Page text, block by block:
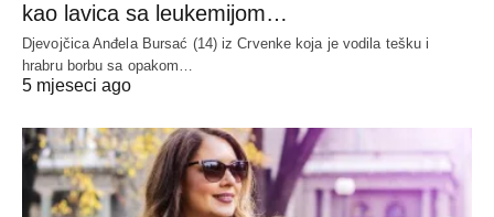
kao lavica sa leukemijom…
Djevojčica Anđela Bursać (14) iz Crvenke koja je vodila tešku i
hrabru borbu sa opakom…
5 mjeseci ago